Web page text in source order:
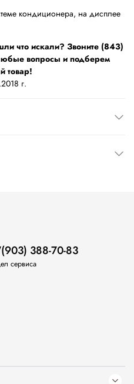
кондиционера, на дисплее
что искали? Звоните (843)
вопросы и подберем
товар!
г.
388-70-83
сервиса